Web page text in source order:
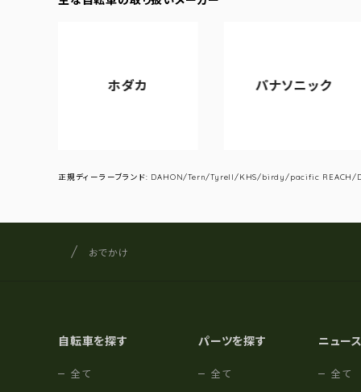
ホダカ パナソニック
正規ディーラーブランド: DAHON/Tern/Tyrell/KHS/birdy/pacific
サイト内の現在地
サイクルショップナカゴヤ
おでかけ
自転車を探す
全て
パーツを探す
全て
ニュー
全て